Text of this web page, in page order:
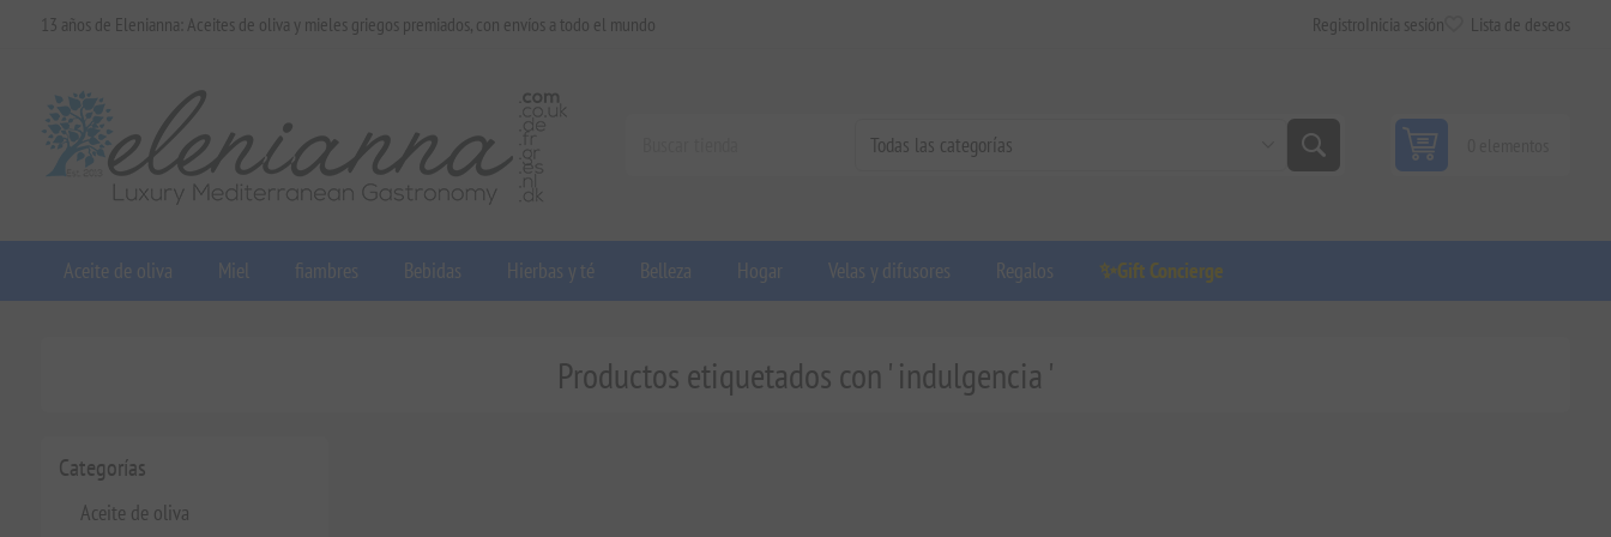
13 años de Elenianna: Aceites de oliva y mieles griegos premiados, con envíos a todo el mundo Registro Inicia sesión Lista de deseos
Aceite de oliva Miel fiambres Bebidas Hierbas y té Belleza Hogar Velas y difusores Regalos ✨Gift Concierge
Categorías
Aceite de oliva
Productos etiquetados con ' indulgencia '